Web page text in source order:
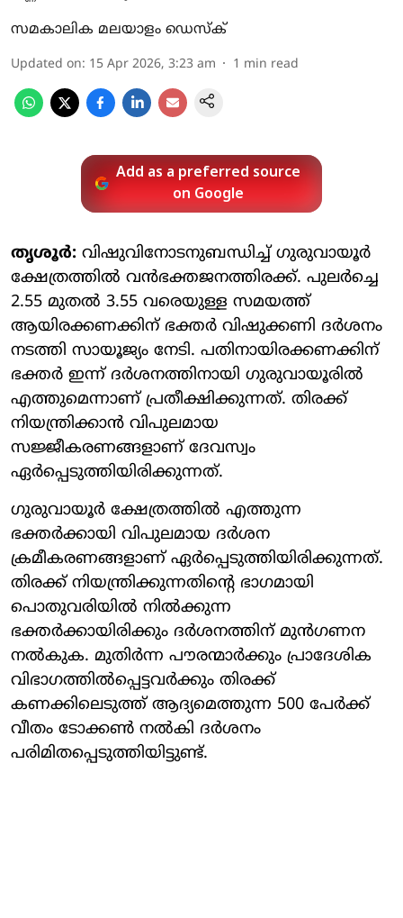
സമകാലിക മലയാളം ഡെസ്ക്
Updated on: 15 Apr 2026, 3:23 am 1 min read
Add as a preferred source
on Google
തൃശൂര്‍: വിഷുവിനോടനുബന്ധിച്ച് ഗുരുവായൂര്‍
ക്ഷേത്രത്തില്‍ വന്‍ഭക്തജനത്തിരക്ക്. പുലര്‍ച്ചെ
2.55 മുതല്‍ 3.55 വരെയുള്ള സമയത്ത്
ആയിരക്കണക്കിന് ഭക്തര്‍ വിഷുക്കണി ദര്‍ശനം
നടത്തി സായൂജ്യം നേടി. പതിനായിരക്കണക്കിന്
ഭക്തര്‍ ഇന്ന് ദര്‍ശനത്തിനായി ഗുരുവായൂരില്‍
എത്തുമെന്നാണ് പ്രതീക്ഷിക്കുന്നത്. തിരക്ക്
നിയന്ത്രിക്കാന്‍ വിപുലമായ
സജ്ജീകരണങ്ങളാണ് ദേവസ്വം
ഏര്‍പ്പെടുത്തിയിരിക്കുന്നത്.
ഗുരുവായൂര്‍ ക്ഷേത്രത്തില്‍ എത്തുന്ന
ഭക്തര്‍ക്കായി വിപുലമായ ദര്‍ശന
ക്രമീകരണങ്ങളാണ് ഏര്‍പ്പെടുത്തിയിരിക്കുന്നത്.
തിരക്ക് നിയന്ത്രിക്കുന്നതിന്റെ ഭാഗമായി
പൊതുവരിയില്‍ നില്‍ക്കുന്ന
ഭക്തര്‍ക്കായിരിക്കും ദര്‍ശനത്തിന് മുന്‍ഗണന
നല്‍കുക. മുതിര്‍ന്ന പൗരന്മാര്‍ക്കും പ്രാദേശിക
വിഭാഗത്തില്‍പ്പെട്ടവര്‍ക്കും തിരക്ക്
കണക്കിലെടുത്ത് ആദ്യമെത്തുന്ന 500 പേര്‍ക്ക്
വീതം ടോക്കണ്‍ നല്‍കി ദര്‍ശനം
പരിമിതപ്പെടുത്തിയിട്ടുണ്ട്.